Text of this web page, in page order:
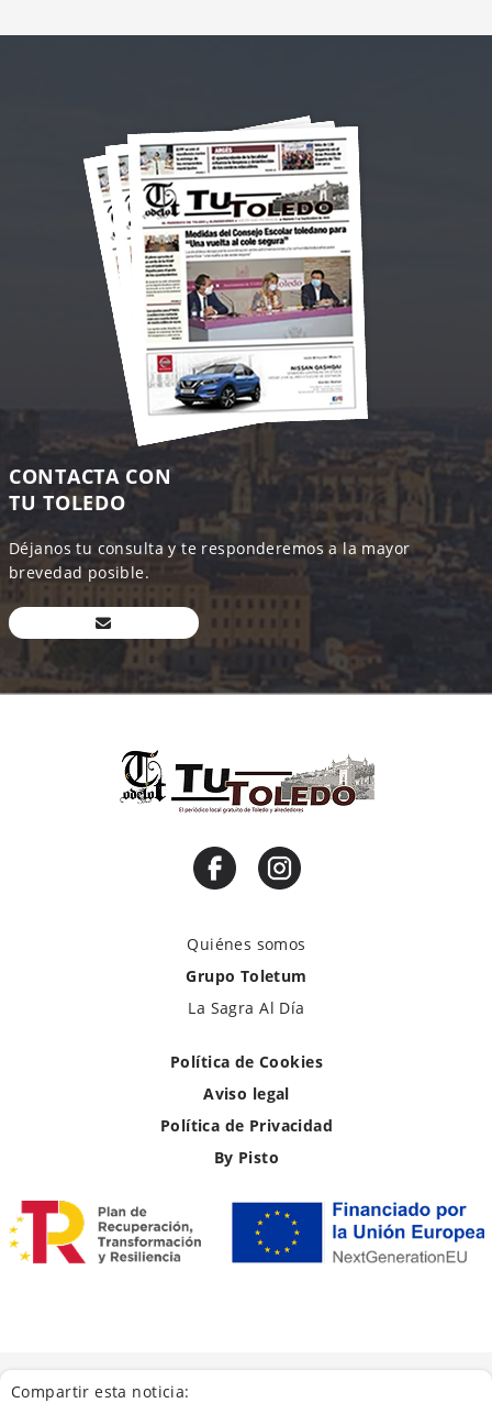
CONTACTA CON
TU TOLEDO
Déjanos tu consulta y te responderemos a la mayor
brevedad posible.
Quiénes somos
Grupo Toletum
La Sagra Al Día
Política de Cookies
Aviso legal
Política de Privacidad
By Pisto
Compartir esta noticia: